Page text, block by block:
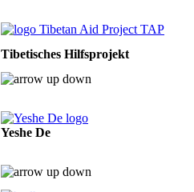
Tibetisches Hilfsprojekt
Yeshe De